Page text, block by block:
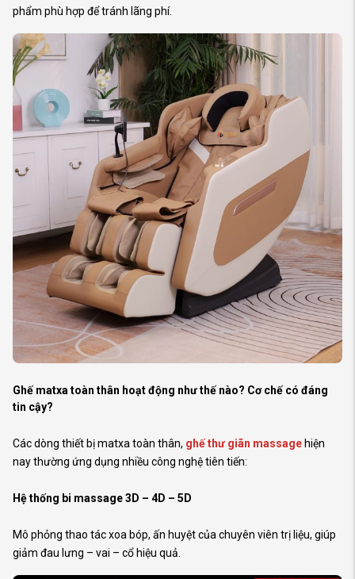
phẩm phù hợp để tránh lãng phí.
Ghế matxa toàn thân hoạt động như thế nào? Cơ chế có đáng
tin cậy?
Các dòng thiết bị matxa toàn thân, ghế thư giãn massage hiện
nay thường ứng dụng nhiều công nghệ tiên tiến:
Hệ thống bi massage 3D – 4D – 5D
Mô phỏng thao tác xoa bóp, ấn huyệt của chuyên viên trị liệu, giúp
giảm đau lưng – vai – cổ hiệu quả.